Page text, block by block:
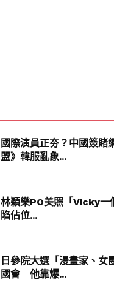
國際演員正夯？中國簽賭
盟》韓服亂象...
林穎樂PO美照「Vicky
陷佔位...
日參院大選「漫畫家、女
國會 他靠爆...